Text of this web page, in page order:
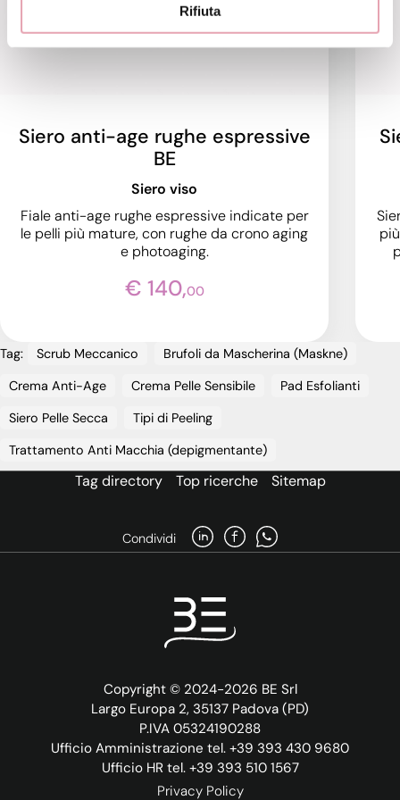
Rifiuta
Siero anti-age rughe espressive
BE
Siero viso
Fiale anti-age rughe espressive indicate per
le pelli più mature, con rughe da crono aging
e photoaging.
€ 140,00
Tag: Scrub Meccanico
Brufoli da Mascherina (Maskne)
Crema Anti-Age
Crema Pelle Sensibile
Pad Esfolianti
Siero Pelle Secca
Tipi di Peeling
Trattamento Anti Macchia (depigmentante)
Tag directory Top ricerche Sitemap
Condividi
Copyright © 2024-2026 BE Srl
Largo Europa 2, 35137 Padova (PD)
P.IVA 05324190288
Ufficio Amministrazione tel. +39 393 430 9680
Ufficio HR tel. +39 393 510 1567
Privacy Policy